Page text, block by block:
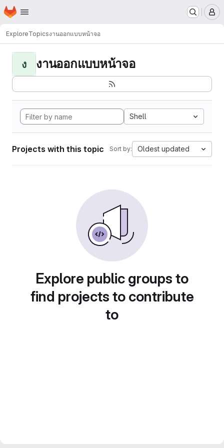
Skip to main content
Homepage
ExploreTopicsงานออกแบบหน้าจอ
ง งานออกแบบหน้าจอ
Shell
Projects with this topic Sort by: Oldest updated
Explore public groups to
find projects to contribute
to